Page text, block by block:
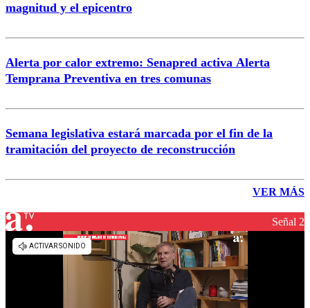
magnitud y el epicentro
Alerta por calor extremo: Senapred activa Alerta
Temprana Preventiva en tres comunas
Semana legislativa estará marcada por el fin de la
tramitación del proyecto de reconstrucción
VER MÁS
Señal 2